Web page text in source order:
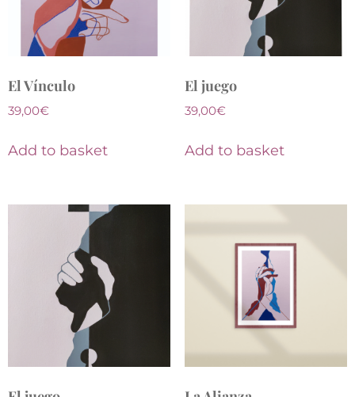
El Vínculo
39,00€
Add to basket
El juego
39,00€
Add to basket